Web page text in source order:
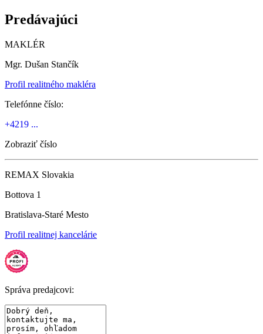
Predávajúci
MAKLÉR
Mgr. Dušan Stančík
Profil realitného makléra
Telefónne číslo:
+4219 ...
Zobraziť číslo
REMAX Slovakia
Bottova 1
Bratislava-Staré Mesto
Profil realitnej kancelárie
Správa predajcovi: